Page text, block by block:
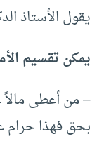
يقول الأستاذ
يمكن تقسيم
– من أعطى
بحق فهذا حرام